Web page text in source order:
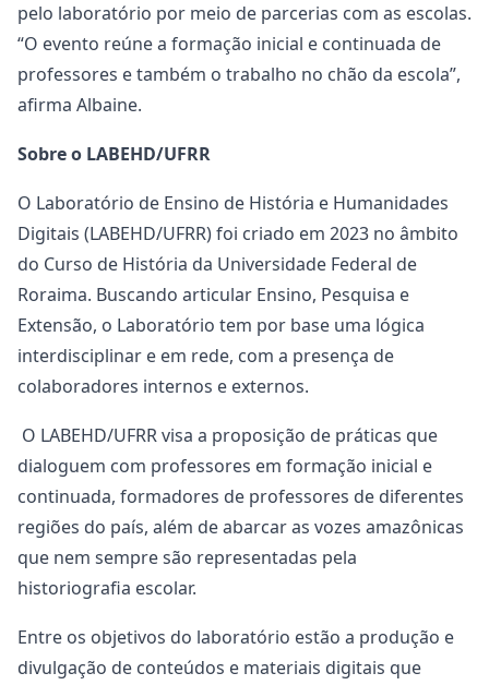
pelo laboratório por meio de parcerias com as escolas.
“O evento reúne a formação inicial e continuada de
professores e também o trabalho no chão da escola”,
afirma Albaine.
Sobre o LABEHD/UFRR
O Laboratório de Ensino de História e Humanidades
Digitais (LABEHD/UFRR) foi criado em 2023 no âmbito
do Curso de História da Universidade Federal de
Roraima. Buscando articular Ensino, Pesquisa e
Extensão, o Laboratório tem por base uma lógica
interdisciplinar e em rede, com a presença de
colaboradores internos e externos.
O LABEHD/UFRR visa a proposição de práticas que
dialoguem com professores em formação inicial e
continuada, formadores de professores de diferentes
regiões do país, além de abarcar as vozes amazônicas
que nem sempre são representadas pela
historiografia escolar.
Entre os objetivos do laboratório estão a produção e
divulgação de conteúdos e materiais digitais que